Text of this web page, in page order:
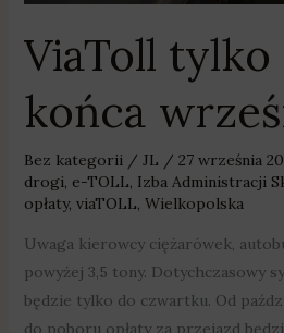
ViaToll tylko
końca
Bez kategorii/ JL / 27 września
drogi, e-TOLL, Izba Administracji
opłaty, viaTOLL, Wielkopolska
Uwaga kierowcy ciężarówek,
powyżej 3,5 tony. Dotychczasowy
będzie tylko do czwartku. Od